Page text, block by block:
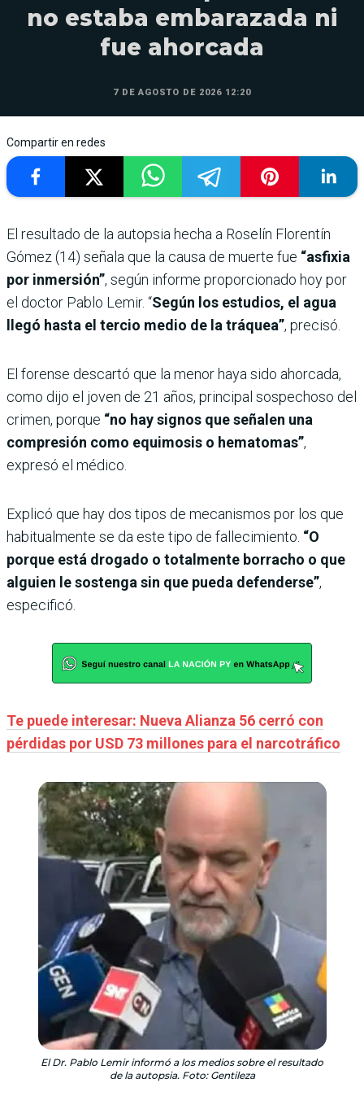
no estaba embarazada ni
fue ahorcada
7 DE AGOSTO DE 2026 12:20
Compartir en redes
El resultado de la autopsia hecha a Roselín Florentín
Gómez (14) señala que la causa de muerte fue “asfixia
por inmersión”, según informe proporcionado hoy por
el doctor Pablo Lemir. “Según los estudios, el agua
llegó hasta el tercio medio de la tráquea”, precisó.
El forense descartó que la menor haya sido ahorcada,
como dijo el joven de 21 años, principal sospechoso del
crimen, porque “no hay signos que señalen una
compresión como equimosis o hematomas”,
expresó el médico.
Explicó que hay dos tipos de mecanismos por los que
habitualmente se da este tipo de fallecimiento. “O
porque está drogado o totalmente borracho o que
alguien le sostenga sin que pueda defenderse”,
especificó.
Te puede interesar: Nueva Alianza 56 cerró con
pérdidas por USD 73 millones para el narcotráfico
El Dr. Pablo Lemir informó a los medios sobre el resultado
de la autopsia. Foto: Gentileza